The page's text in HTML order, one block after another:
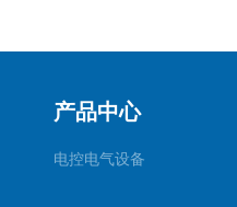
产品中心
电控电气设备